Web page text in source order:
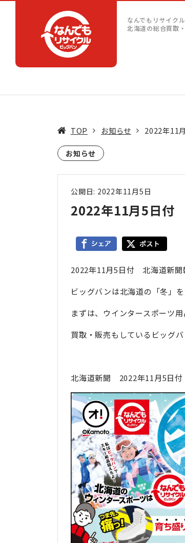
なんでもリサイク
北海道の総合買取
TOP お知らせ 2022年11
お知らせ
公開日: 2022年11月5日
2022年11月5日付
2022年11月5日付 北海道新聞
ビッグバンは北海道の「冬」
まずは、ウインタースポーツ
買取・販売もしているビッグ
北海道新聞 2022年11月5日